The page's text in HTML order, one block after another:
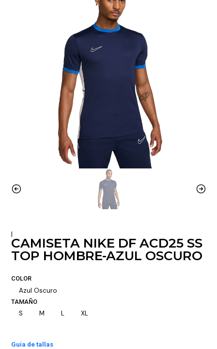
|
CAMISETA NIKE DF ACD25 SS
TOP HOMBRE-AZUL OSCURO
COLOR
Azul Oscuro
TAMAÑO
S M L XL
Guía de tallas